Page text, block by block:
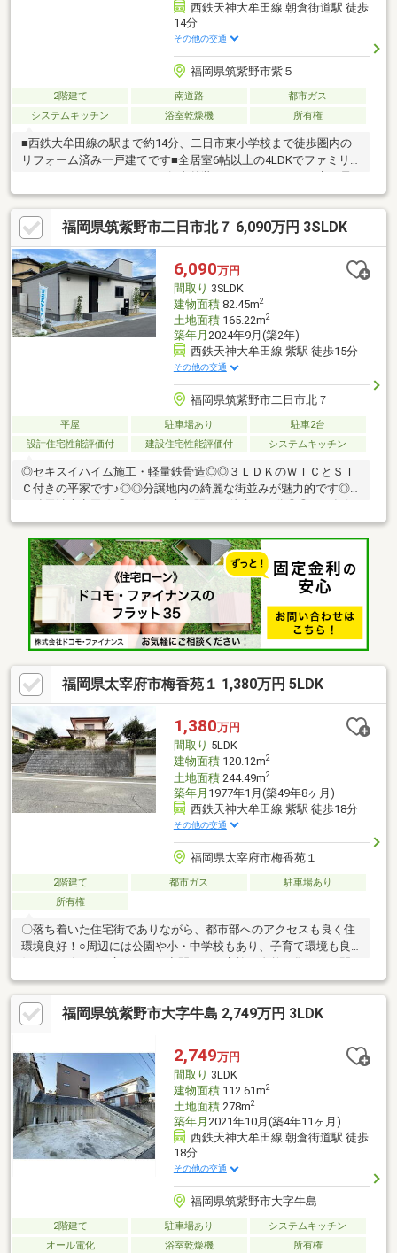
西鉄天神大牟田線 朝倉街道駅 徒歩
14分
その他の交通
福岡県筑紫野市紫５
2階建て 南道路
都市ガス
システムキッチン
浴室乾燥機 所有権
■西鉄大牟田線の駅まで約14分、二日市東小学校まで徒歩圏内の
リフォーム済み一戸建てです■全居室6帖以上の4LDKでファミリー
定。水回りもすべて新品なので、快適に新生活をスタートできま
す。■駐車場もあるので、車通勤の方でも安心です◎＊＊＊＊＊
＊＊＊物件選びや住宅ローンのこと、不動産購入のなんでもココ
ハウスにお気軽にご相談ください！お客様のマイホーム探しをス
タートからゴールまでお手伝いします
福岡県筑紫野市二日市北７ 6,090万円 3SLDK
6,090万円
間取り 3SLDK
建物面積82.45m2
土地面積165.22m2
築年月 2024年9月(築2年)
西鉄天神大牟田線 紫駅 徒歩15分
その他の交通
福岡県筑紫野市二日市北７
平屋 駐車場あり
駐車2台
設計住宅性能評価付
建設住宅性能評価付 システムキッチン
◎セキスイハイム施工・軽量鉄骨造◎◎３ＬＤＫのＷＩＣとＳＩ
Ｃ付きの平家です♪◎◎分譲地内の綺麗な街並みが魅力的です◎◎
証・６０年長期サポートシステム引継ぎ可能◎◎２４時間換気シ
ステム「快適エアリー」搭載◎◎太陽光発電システム５．１８ｋ
ｗ・蓄電池４．９ｋＷｈ搭載のオール電化住宅◎◎長期優良住
宅・ＺＥＨ取得済みの高性能住宅◎◎ステンレス屋根搭載でメン
テナンス費用を軽減します◎
福岡県太宰府市梅香苑１ 1,380万円 5LDK
1,380万円
間取り 5LDK
建物面積120.12m2
土地面積244.49m2
築年月 1977年1月(築49年8ヶ月)
西鉄天神大牟田線 紫駅 徒歩18分
その他の交通
福岡県太宰府市梅香苑１
2階建て 都市ガス
駐車場あり
所有権
〇落ち着いた住宅街でありながら、都市部へのアクセスも良く住
環境良好！○周辺には公園や小・中学校もあり、子育て環境も良
取り♪○周辺には日照を遮る高層建築物がなく、陽当たり、通風と
もに良好です♪〇周辺交通量が落ち着いているため、お子様が安心
して過ごせます♪○各居室に収納スペースがあるため、お部屋をす
っきりと使えます！〇再建築可能です！注文住宅用地としてもご
検討ください♪〇リフォーム・リノベーションのご相談承ります！
お得なフルリフォームのパックプランございます！お気軽にお問
い合わせください！
福岡県筑紫野市大字牛島 2,749万円 3LDK
2,749万円
間取り 3LDK
建物面積112.61m2
土地面積278m2
築年月 2021年10月(築4年11ヶ月)
西鉄天神大牟田線 朝倉街道駅 徒歩
18分
その他の交通
福岡県筑紫野市大字牛島
2階建て 駐車場あり
システムキッチン
オール電化
浴室乾燥機 所有権